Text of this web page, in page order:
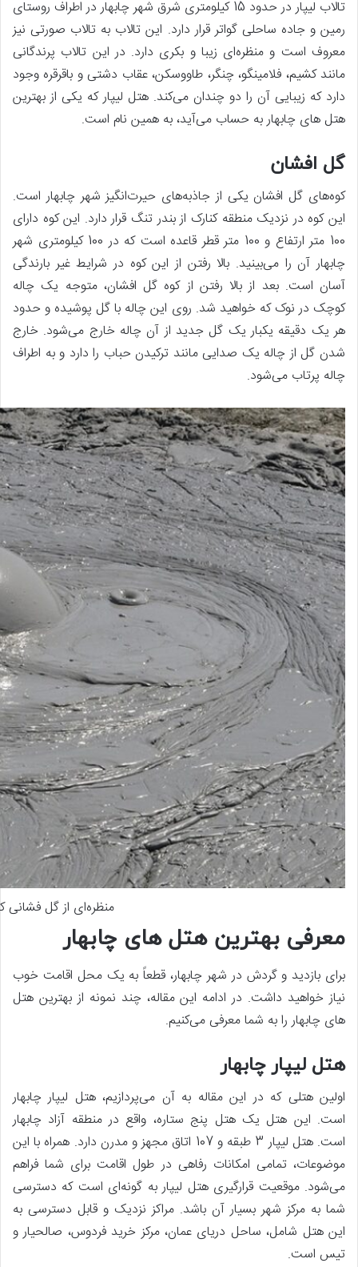
تالاب لیپار در حدود 15 کیلومتری شرق شهر چابهار در اطراف روستای
رمین و جاده ساحلی گواتر قرار دارد. این تالاب به تالاب صورتی نیز
معروف است و منظره‌ای زیبا و بکری دارد. در این تالاب پرندگانی
مانند کشیم، فلامینگو، چنگر، طاووسکن، عقاب دشتی و باقرقره وجود
دارد که زیبایی آن را دو چندان می‌کند. هتل لیپار که یکی از بهترین
هتل های چابهار به حساب می‌آید، به همین نام است.
گل افشان
کوه‌های گل افشان یکی از جاذبه‌های حیرت‌انگیز شهر چابهار است.
این کوه در نزدیک منطقه کنارک از بندر تنگ قرار دارد. این کوه دارای
100 متر ارتفاع و 100 متر قطر قاعده است که در 100 کیلومتری شهر
چابهار آن را می‌بینید. بالا رفتن از این کوه در شرایط غیر بارندگی
آسان است. بعد از بالا رفتن از کوه گل افشان، متوجه یک چاله
کوچک در نوک که خواهید شد. روی این چاله با گل پوشیده و حدود
هر یک دقیقه یکبار یک گل جدید از آن چاله خارج می‌شود. خارج
شدن گل از چاله یک صدایی مانند ترکیدن حباب را دارد و به اطراف
چاله پرتاب می‌شود.
منظره‌ای از گل فشانی
معرفی بهترین هتل های چابهار
برای بازدید و گردش در شهر چابهار، قطعاً به یک محل اقامت خوب
نیاز خواهید داشت. در ادامه این مقاله، چند نمونه از بهترین هتل
های چابهار را به شما معرفی می‌کنیم.
هتل لیپار چابهار
اولین هتلی که در این مقاله به آن می‌پردازیم، هتل لیپار چابهار
است. این هتل یک هتل پنج ستاره، واقع در منطقه آزاد چابهار
است. هتل لیپار 3 طبقه و 107 اتاق مجهز و مدرن دارد. همراه با این
موضوعات، تمامی امکانات رفاهی در طول اقامت برای شما فراهم
می‌شود. موقعیت قرارگیری هتل لیپار به گونه‌ای است که دسترسی
شما به مرکز شهر بسیار آن باشد. مراکز نزدیک و قابل دسترسی به
این هتل شامل، ساحل دریای عمان، مرکز خرید فردوس، صالحیار و
تیس است.